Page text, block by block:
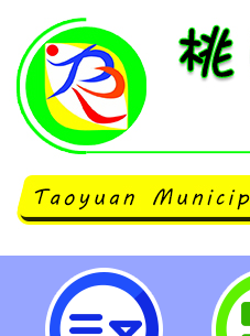
112年10月28日
設計徵選特優作